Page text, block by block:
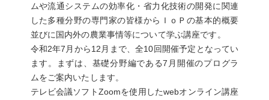
ムや流通システムの効率化・省力化技術の開発に関連
した多種分野の専門家の皆様からＩｏＰの基本的概要
並びに国内外の農業事情等について学ぶ講座です。
令和2年7月から12月まで、全10回開催予定となってい
ます。まずは、基礎分野編である7月開催のプログラ
ムをご案内いたします。
テレビ会議ソフトZoomを使用したwebオンライン講座